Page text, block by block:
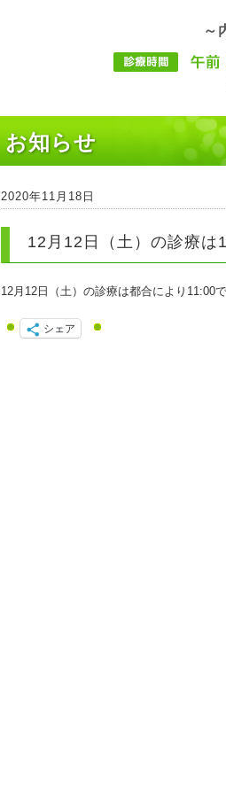
～
お知らせ
2020年11月18日
12月12日（土）の診療は
12月12日（土）の診療は都合により11:00
シェア